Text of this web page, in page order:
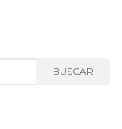
BUSCAR